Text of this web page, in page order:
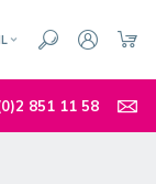
851 11 58